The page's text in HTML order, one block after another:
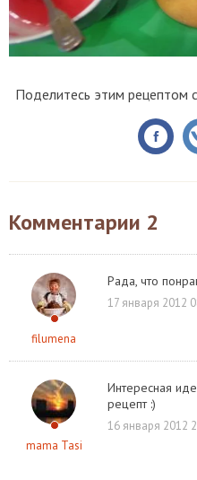
Поделитесь этим рецептом
Комментарии 2
filumena
Рада, что
17 января 2012
mama Tasi
Интересная
рецепт :)
16 января 2012